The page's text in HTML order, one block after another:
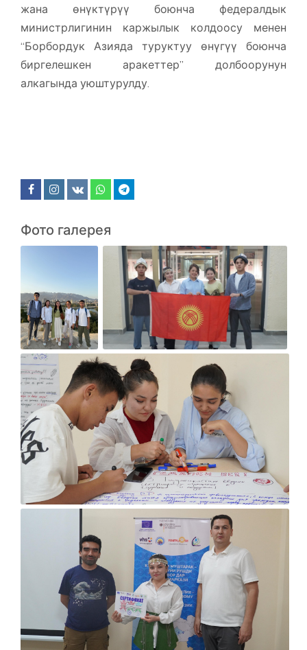
жана өнүктүрүү боюнча федералдык
министрлигинин каржылык колдоосу менен
“Борбордук Азияда туруктуу өнүгүү боюнча
биргелешкен аракеттер” долбоорунун
алкагында уюштурулду.
Фото галерея